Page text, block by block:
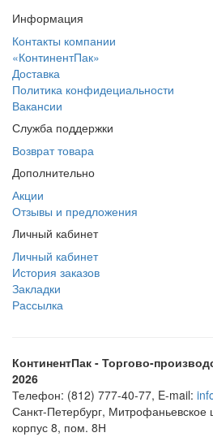
Информация
Контакты компании
«КонтинентПак»
Доставка
Политика конфидециальности
Вакансии
Служба поддержки
Возврат товара
Дополнительно
Акции
Отзывы и предложения
Личный кабинет
Личный кабинет
История заказов
Закладки
Рассылка
КонтинентПак - Торгово-
2026
Телефон: (812) 777-40-77, E-mail:
Санкт-Петербург, Митрофаньевское
корпус 8, пом. 8Н